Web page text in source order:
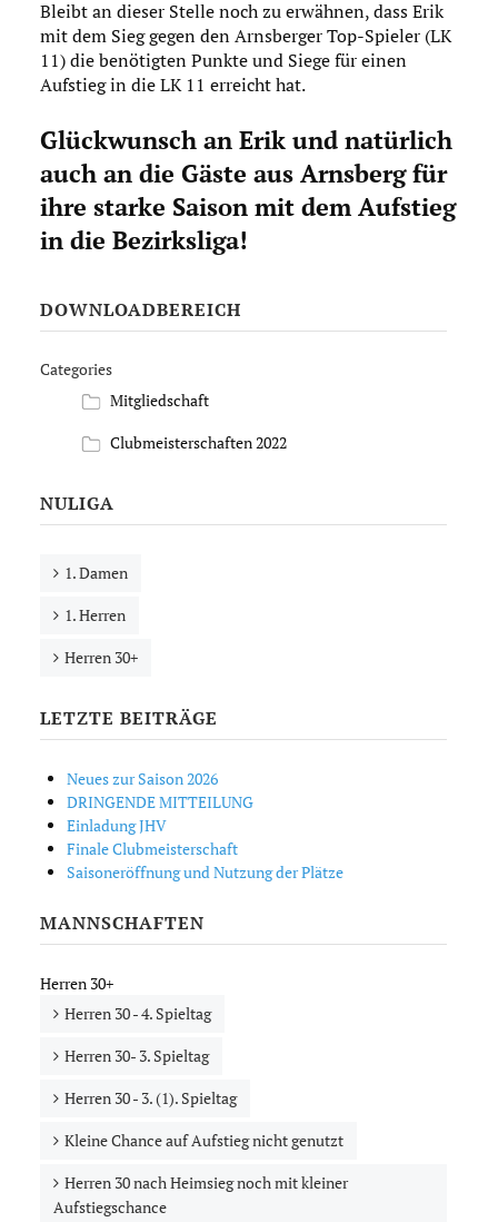
Bleibt an dieser Stelle noch zu erwähnen, dass Erik
mit dem Sieg gegen den Arnsberger Top-Spieler (LK
11) die benötigten Punkte und Siege für einen
Aufstieg in die LK 11 erreicht hat.
Glückwunsch an Erik und natürlich
auch an die Gäste aus Arnsberg für
ihre starke Saison mit dem Aufstieg
in die Bezirksliga!
DOWNLOADBEREICH
Categories
Mitgliedschaft
Clubmeisterschaften 2022
NULIGA
1. Damen
1. Herren
Herren 30+
LETZTE BEITRÄGE
Neues zur Saison 2026
DRINGENDE MITTEILUNG
Einladung JHV
Finale Clubmeisterschaft
Saisoneröffnung und Nutzung der Plätze
MANNSCHAFTEN
Herren 30+
Herren 30 - 4. Spieltag
Herren 30- 3. Spieltag
Herren 30 - 3. (1). Spieltag
Kleine Chance auf Aufstieg nicht genutzt
Herren 30 nach Heimsieg noch mit kleiner
Aufstiegschance